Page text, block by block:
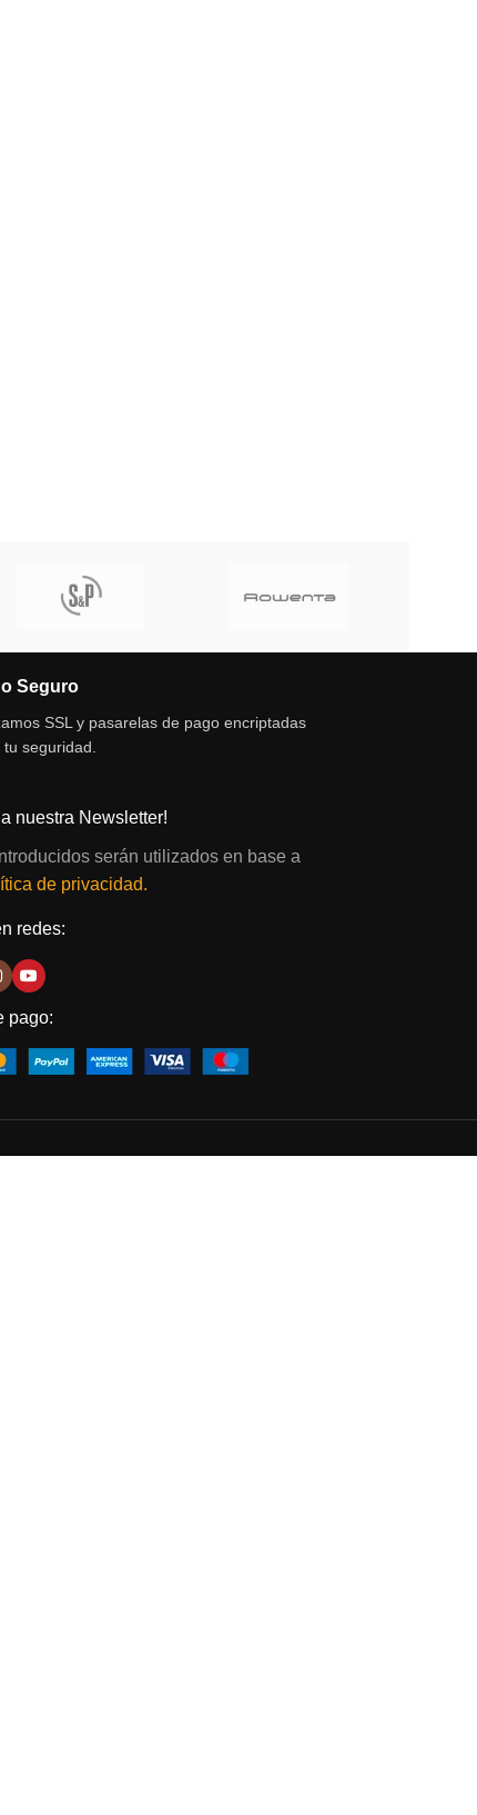
Seguro
SSL y pasarelas de pago encriptadas
tu seguridad.
nuestra Newsletter!
serán utilizados en base a
de privacidad.
redes:
pago: